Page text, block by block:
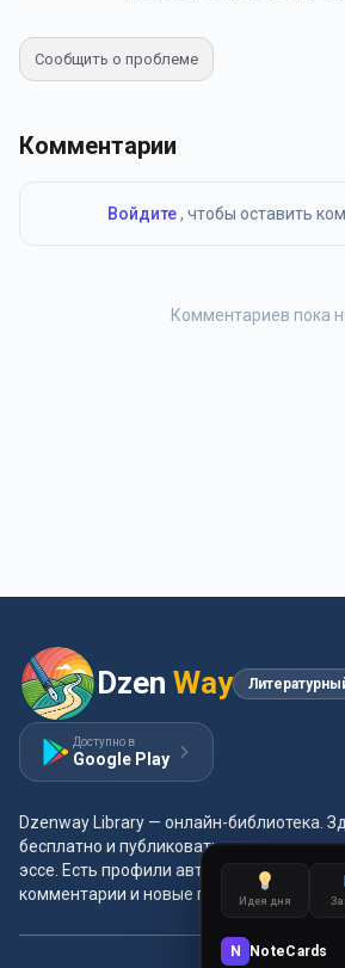
Сообщить о проблеме
Комментарии
Войдите, чтобы оставить
Комментариев пока
Dzen Way
Доступно в
Google Play
Dzenway Library — онлайн-библиотека.
бесплатно и публиковать свои
эссе. Есть профили авторов, жанры и
комментарии и новые главы каждый
Идея дня
N NoteCards